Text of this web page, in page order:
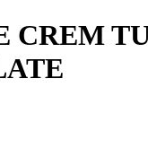
CREM